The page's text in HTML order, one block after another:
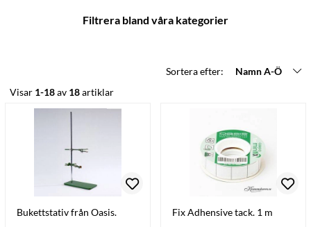
Filtrera bland våra kategorier
Sortera efter:
Namn A-Ö
Visar 1-18av 18artiklar
Bukettstativ från Oasis. Fix Adhensive tack. 1 m